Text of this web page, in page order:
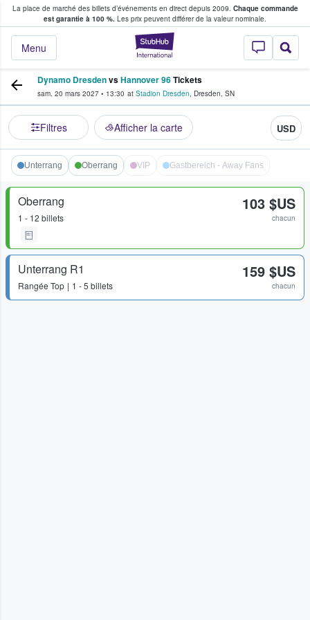
La place de marché des billets d’événements en direct depuis 2009. Chaque commande
est garantie à 100 %. Les prix peuvent différer de la valeur nominale.
StubHub - Où
Menu
fans achètent et vendent des billets
Dynamo DresdenvsHannover 96Tickets
sam. 20 mars 2027 • 13:30 at Stadion Dresden, Dresden, SN
Filtres Afficher la carte USD
Unterrang Oberrang VIP Gastbereich - Away Fans
Oberrang
1 - 12 billets
103 $US
chacun
Unterrang R1
Rangée Top 1 - 5 billets
159 $US
chacun